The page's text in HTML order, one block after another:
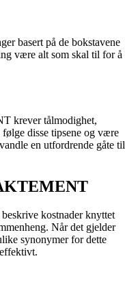
basert på de bokstavene
være alt som skal til for å
krever tålmodighet,
disse tipsene og være
en utfordrende gåte til
kostnader knyttet
Når det gjelder
synonymer for dette